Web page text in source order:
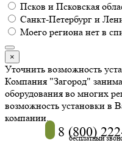
Псков и Псковская
Санкт-Петербург и
Моего региона нет в
×
Уточнить возможность
Компания "Загород"
оборудования во многих
возможность установки в
компании.
8 (800)
бесплатный